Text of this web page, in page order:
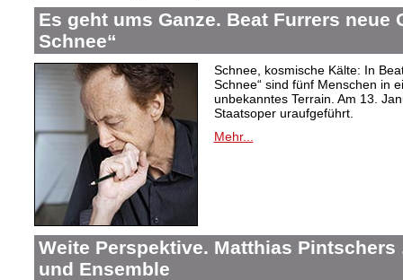
Es geht ums Ganze. Beat Furrers neue
Schnee“
Schnee, kosmische Kälte: In
Schnee“ sind fünf Menschen in
unbekanntes Terrain. Am 13.
Staatsoper uraufgeführt.
Mehr...
Weite Perspektive. Matthias Pintschers
und Ensemble